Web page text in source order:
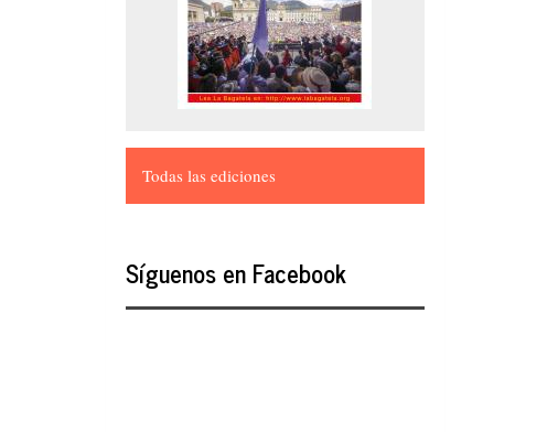
Todas las ediciones
Síguenos en Facebook